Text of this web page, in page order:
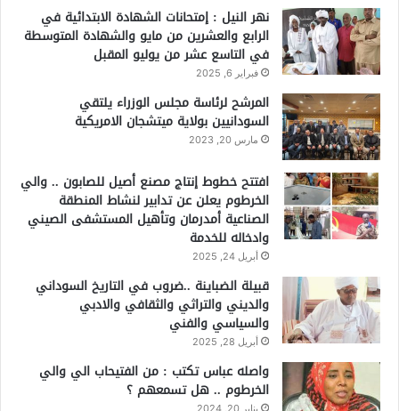
نهر النيل : إمتحانات الشهادة الابتدائية في
الرابع والعشرين من مايو والشهادة المتوسطة
في التاسع عشر من يوليو المقبل
فبراير 6, 2025
المرشح لرئاسة مجلس الوزراء يلتقي
السودانيين بولاية ميتشجان الامريكية
مارس 20, 2023
افتتح خطوط إنتاج مصنع أصيل للصابون .. والي
الخرطوم يعلن عن تدابير لنشاط المنطقة
الصناعية أمدرمان وتأهيل المستشفى الصيني
وادخاله للخدمة
أبريل 24, 2025
قبيلة الضباينة ..ضروب في التاريخ السوداني
والديني والتراثي والثقافي والادبي
والسياسي والفني
أبريل 28, 2025
واصله عباس تكتب : من الفتيحاب الي والي
الخرطوم .. هل تسمعهم ؟
يناير 20, 2024